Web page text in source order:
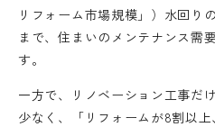
リフォーム市場規模」）水回り
まで、住まいのメンテナンス需
す。
一方で、リノベーション工事だ
少なく、「リフォームが8割以